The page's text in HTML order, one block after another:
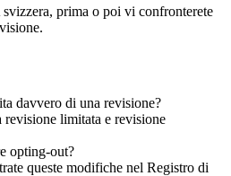
svizzera, prima o poi vi confronterete
davvero di una revisione?
limitata e revisione
opting-out?
queste modifiche nel Registro di